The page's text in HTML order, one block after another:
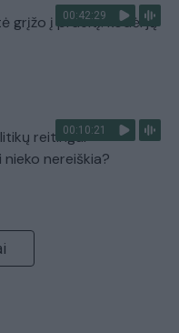
00:42:29
grįžo į praeitį: kodėl jų
00:10:21
reitingai
nereiškia?